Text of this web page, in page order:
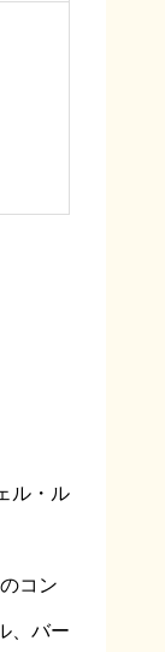
ル・ル
コン
、バー